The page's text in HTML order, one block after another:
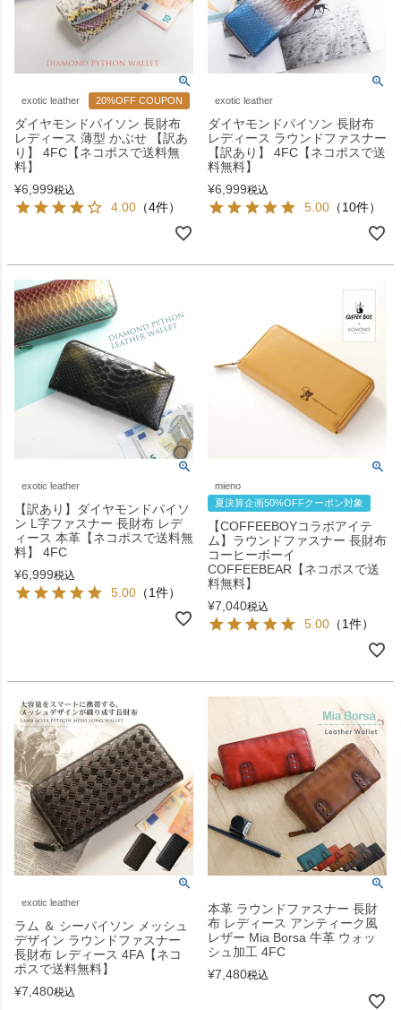
exotic leather 20%OFF COUPON
ダイヤモンドパイソン 長財布
レディース 薄型 かぶせ 【訳あ
り】 4FC【ネコポスで送料無
料】
¥6,999税込
4.00 （4件）
exotic leather
ダイヤモンドパイソン 長財布
レディース ラウンドファスナー
【訳あり】 4FC【ネコポスで送
料無料】
¥6,999税込
5.00 （10件）
exotic leather
【訳あり】ダイヤモンドパイソ
ン L字ファスナー 長財布 レデ
ィース 本革【ネコポスで送料無
料】 4FC
¥6,999税込
5.00 （1件）
mieno
夏決算企画50%OFFクーポン対象
【COFFEEBOYコラボアイテ
ム】ラウンドファスナー 長財布
コーヒーボーイ
COFFEEBEAR【ネコポスで送
料無料】
¥7,040税込
5.00 （1件）
exotic leather
ラム ＆ シーパイソン メッシュ
デザイン ラウンドファスナー
長財布 レディース 4FA【ネコ
ポスで送料無料】
¥7,480税込
本革 ラウンドファスナー 長財
布 レディース アンティーク風
レザー Mia Borsa 牛革 ウォッ
シュ加工 4FC
¥7,480税込